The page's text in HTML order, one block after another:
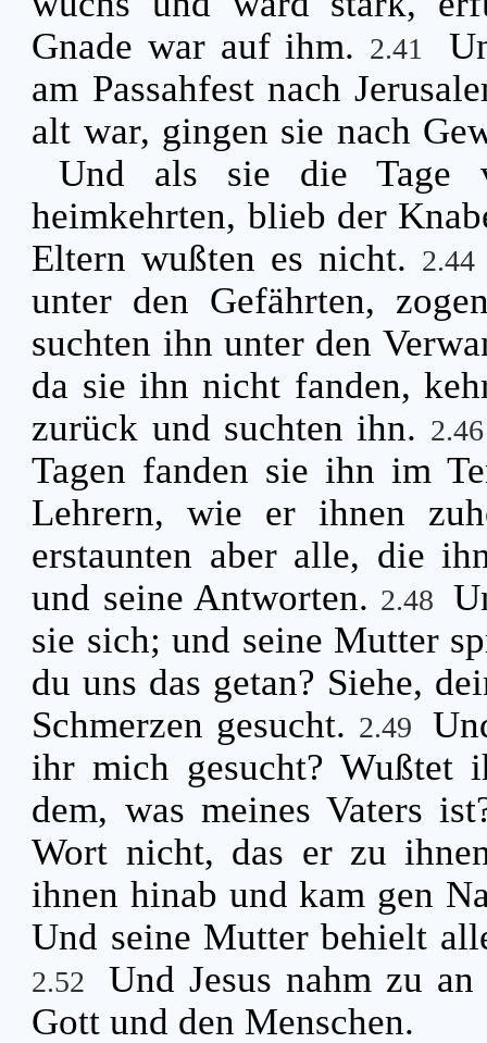
Gnade war auf ihm. 2.41
am Passahfest nach
alt war, gingen sie nach
Und als sie die Tage
heimkehrten, blieb der
Eltern wußten es nicht.
unter den Gefährten,
suchten ihn unter den
da sie ihn nicht fanden,
zurück und suchten ihn.
Tagen fanden sie ihn im
Lehrern, wie er ihnen
erstaunten aber alle, die
und seine Antworten. 2.48
sie sich; und seine Mutter
du uns das getan? Siehe,
Schmerzen gesucht. 2.49
ihr mich gesucht?
dem, was meines Vaters
Wort nicht, das er zu
ihnen hinab und kam gen
Und seine Mutter behielt
2.52
Und Jesus nahm zu
Gott und den Menschen.